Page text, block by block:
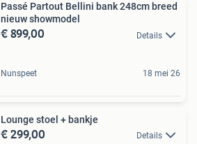
Passé Partout Bellini bank 248cm breed
nieuw showmodel
€ 899,00 Details
Nunspeet 18 mei 26
Lounge stoel + bankje
€ 299,00 Details